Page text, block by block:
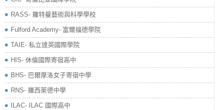
RASS- 羅特曼藝術與科學學校
​Fulford Academy- 富爾福德學院
TAIE- 私立達英國際學院
HIS- 休倫國際寄宿高中
BHS- 巴爾摩洛女子寄宿中學
RNS- 羅西萊德中學
ILAC- ILAC 國際高中